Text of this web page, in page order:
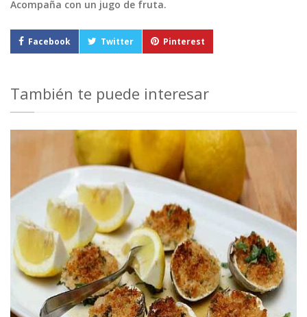
Acompaña con un jugo de fruta.
Facebook Twitter Pinterest
También te puede interesar